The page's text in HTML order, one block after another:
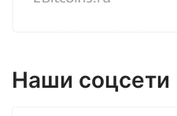
Наши соцсети